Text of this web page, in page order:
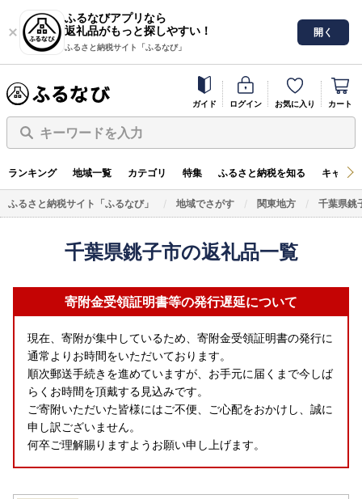
ふるなびアプリなら
返礼品がもっと探しやすい！
ふるさと納税サイト「ふるなび」
開く
ガイド ログイン お気に入り カート
キーワードを入力
ランキング 地域一覧 カテゴリ 特集 ふるさと納税を知る キャン
ふるさと納税サイト「ふるなび」 地域でさがす 関東地方 千葉県銚
千葉県銚子市の返礼品一覧
寄附金受領証明書等の発行遅延について
現在、寄附が集中しているため、寄附金受領証明書の発行に
通常よりお時間をいただいております。
順次郵送手続きを進めていますが、お手元に届くまで今しば
らくお時間を頂戴する見込みです。
ご寄附いただいた皆様にはご不便、ご心配をおかけし、誠に
申し訳ございません。
何卒ご理解賜りますようお願い申し上げます。